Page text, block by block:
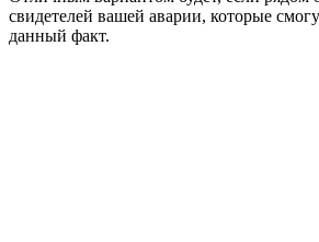
свидетелей вашей аварии, которые
данный факт.